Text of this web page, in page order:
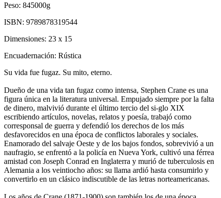
Peso: 845000g
ISBN: 9789878319544
Dimensiones: 23 x 15
Encuadernación: Rústica
Su vida fue fugaz. Su mito, eterno.
Dueño de una vida tan fugaz como intensa, Stephen Crane es una
figura única en la literatura universal. Empujado siempre por la falta
de dinero, malvivió durante el último tercio del si-glo XIX
escribiendo artículos, novelas, relatos y poesía, trabajó como
corresponsal de guerra y defendió los derechos de los más
desfavorecidos en una época de conflictos laborales y sociales.
Enamorado del salvaje Oeste y de los bajos fondos, sobrevivió a un
naufragio, se enfrentó a la policía en Nueva York, cultivó una férrea
amistad con Joseph Conrad en Inglaterra y murió de tuberculosis en
Alemania a los veintiocho años: su llama ardió hasta consumirlo y
convertirlo en un clásico indiscutible de las letras norteamericanas.